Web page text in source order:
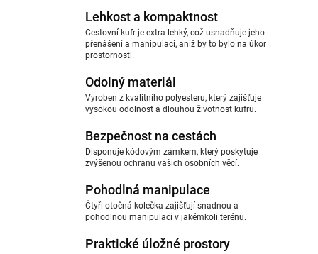
Lehkost a kompaktnost
Cestovní kufr je extra lehký, což usnadňuje jeho
přenášení a manipulaci, aniž by to bylo na úkor
prostornosti.
Odolný materiál
Vyroben z kvalitního polyesteru, který zajišťuje
vysokou odolnost a dlouhou životnost kufru.
Bezpečnost na cestách
Disponuje kódovým zámkem, který poskytuje
zvýšenou ochranu vašich osobních věcí.
Pohodlná manipulace
Čtyři otočná kolečka zajišťují snadnou a
pohodlnou manipulaci v jakémkoli terénu.
Praktické úložné prostory